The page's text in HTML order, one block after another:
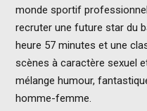
monde sportif
recruter une future star du
heure 57 minutes et une
scènes à caractère sexuel
mélange humour,
homme-femme.